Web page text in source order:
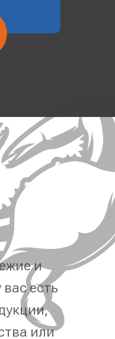
и
есть
или